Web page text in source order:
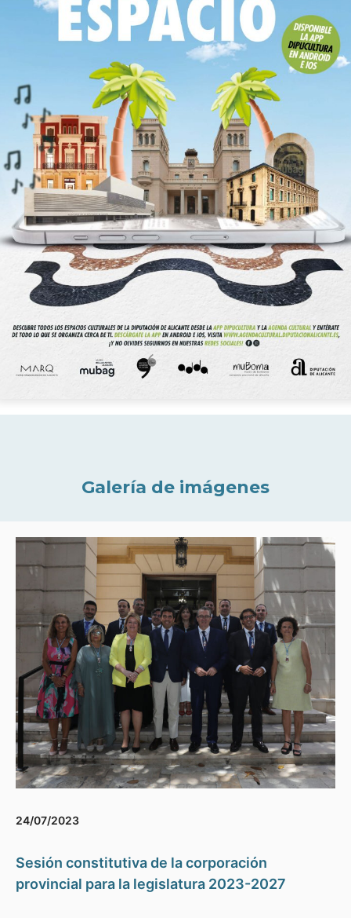
Galería de imágenes
24/07/2023
Sesión constitutiva de la corporación
provincial para la legislatura 2023-2027